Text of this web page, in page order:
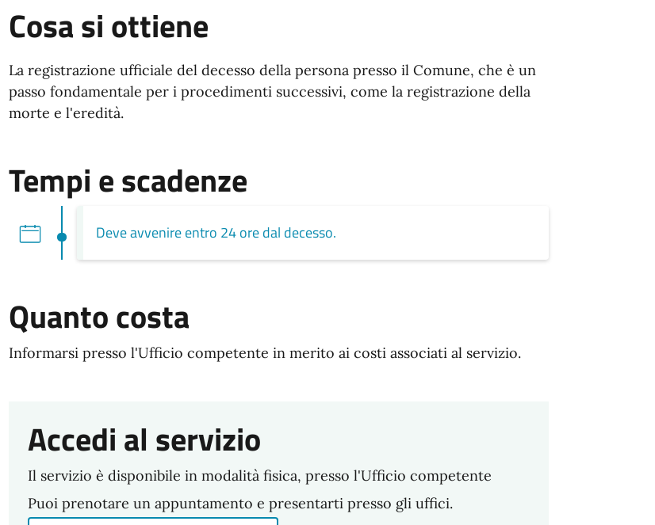
Cosa si ottiene
La registrazione ufficiale del decesso della persona presso il Comune, che è un
passo fondamentale per i procedimenti successivi, come la registrazione della
morte e l'eredità.
Tempi e scadenze
Deve avvenire entro 24 ore dal decesso.
Quanto costa
Informarsi presso l'Ufficio competente in merito ai costi associati al servizio.
Accedi al servizio
Il servizio è disponibile in modalità fisica, presso l'Ufficio competente
Puoi prenotare un appuntamento e presentarti presso gli uffici.